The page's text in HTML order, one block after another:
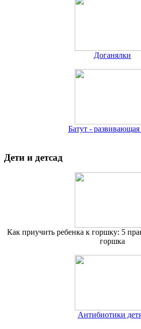
Доганялки
Батут - развивающая
Дети и детсад
Как приучить ребенка к горшку: 5
горшка
Антибиотики